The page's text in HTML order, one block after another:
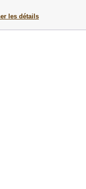
les détails